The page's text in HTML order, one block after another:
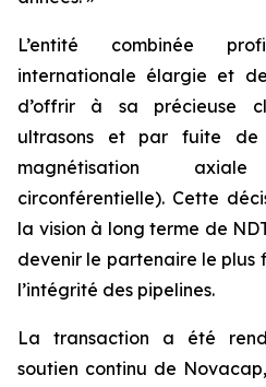
L’entité combinée
internationale élargie et
d’offrir à sa précieuse
ultrasons et par fuite de
magnétisation
circonférentielle). Cette
la vision à long terme de
devenir le partenaire le plus
l’intégrité des pipelines.
La transaction a été
soutien continu de